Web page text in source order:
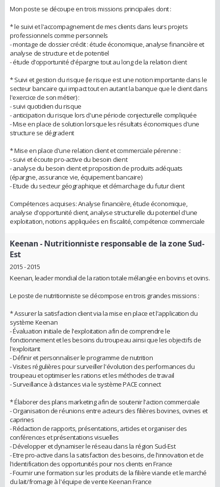
Mon poste se découpe en trois missions principales dont :
* le suivi et l'accompagnement de mes clients dans leurs projets
professionnels comme personnels
- montage de dossier crédit : étude économique, analyse financière et
analyse de structure et de potentiel
- étude d'opportunité d'épargne tout au long de la relation client
* Suivi et gestion du risque (le risque est une notion importante dans le
secteur bancaire qui impact tout en autant la banque que le client dans
l'exercice de son métier) :
- suivi quotidien du risque
- anticipation du risque lors d'une période conjecturelle compliquée
- Mise en place de solution lorsque les résultats économiques d'une
structure se dégradent
* Mise en place d'une relation client et commerciale pérenne :
- suivi et écoute pro-active du besoin client
- analyse du besoin client et proposition de produits adéquats
(épargne, assurance vie, équipement bancaire)
- Etude du secteur géographique et démarchage du futur client
Compétences acquises: Analyse financière, étude économique,
analyse d'opportunité client, analyse structurelle du potentiel d'une
exploitation, notions appliquées en fiscalité, compétence commerciale
Keenan - Nutritionniste responsable de la zone Sud-
Est
2015 - 2015
Keenan, leader mondial de la ration totale mélangée en bovins et ovins.
Le poste de nutritionniste se décompose en trois grandes missions :
* Assurer la satisfaction client via la mise en place et l'application du
système Keenan
- Évaluation initiale de l'exploitation afin de comprendre le
fonctionnement et les besoins du troupeau ainsi que les objectifs de
l'exploitant
- Définir et personnaliser le programme de nutrition
- Visites régulières pour surveiller l'évolution des performances du
troupeau et optimiser les rations et les méthodes de travail
- Surveillance à distances via le système PACE connect
* Élaborer des plans marketing afin de soutenir l'action commerciale
- Organisation de réunions entre acteurs des filières bovines, ovines et
caprines
- Rédaction de rapports, présentations, articles et organiser des
conférences et présentations visuelles
- Développer et dynamiser le réseau dans la région Sud-Est
- Etre pro-active dans la satisfaction des besoins, de l'innovation et de
l'identification des opportunités pour nos clients en France
- Fournir une formation sur les produits de la filière viande et le marché
du lait/fromage à l'équipe de vente Keenan France